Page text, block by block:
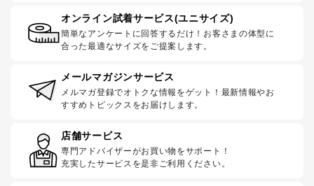
オンライン試着サービス(ユニサイズ)
簡単なアンケートに回答するだけ！お客さまの体型に
合った最適なサイズをご提案します。
メールマガジンサービス
メルマガ登録でオトクな情報をゲット！最新情報やお
すすめトピックスをお届けします。
店舗サービス
専門アドバイザーがお買い物をサポート！
充実したサービスを是非ご利用ください。